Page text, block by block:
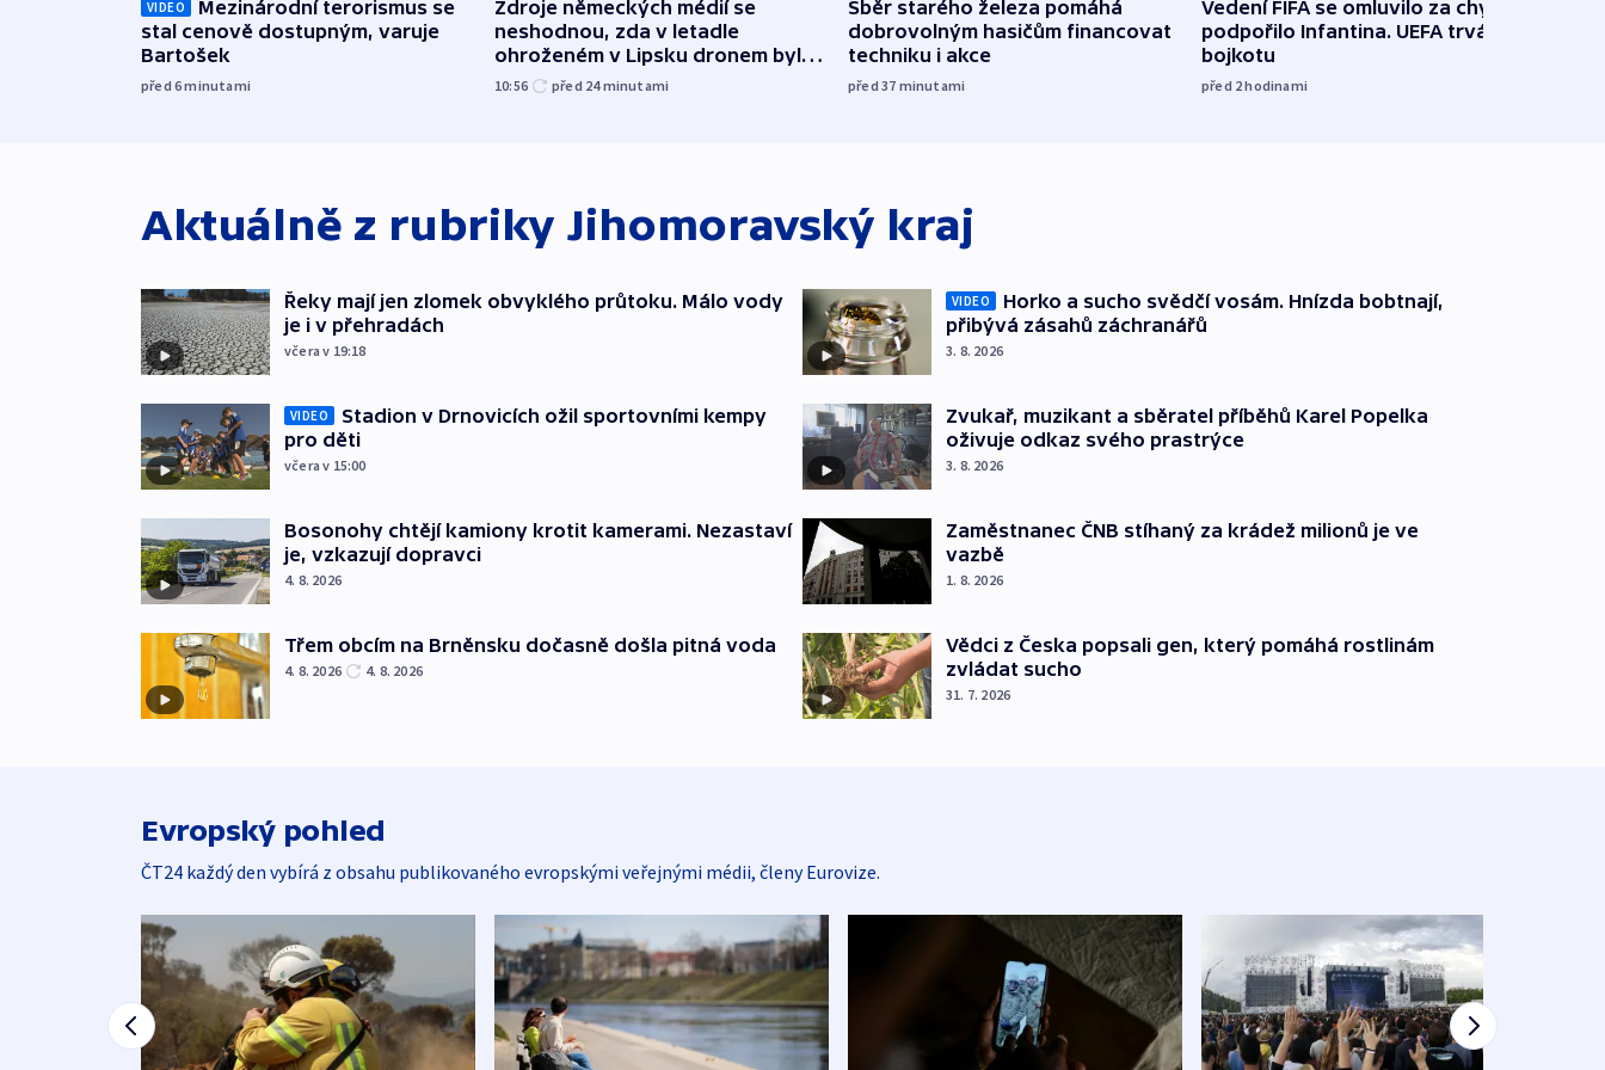
VIDEO
Mezinárodní terorismus se
stal cenově dostupným, varuje
Bartošek
před 6minutami
Zdroje německých médií se
neshodnou, zda v letadle
ohroženém v Lipsku dronem byla
munice
10:56 před 24minutami
Sběr starého železa pomáhá
dobrovolným hasičům financovat
techniku i akce
před 37 minutami
Vedení FIFA se omluvilo za chyby a
podpořilo Infantina. UEFA trvá na
bojkotu
před 2hodinami
Aktuálně z rubriky Jihomoravský kraj
Řeky mají jen zlomek obvyklého průtoku. Málo vody
je i v přehradách
včera v 19:18
VIDEO
Stadion v Drnovicích ožil sportovními kempy
pro děti
včera v 15:00
Bosonohy chtějí kamiony krotit kamerami. Nezastaví
je, vzkazují dopravci
4. 8. 2026
Třem obcím na Brněnsku dočasně došla pitná voda
4. 8. 2026 4. 8. 2026
VIDEO
Horko a sucho svědčí vosám. Hnízda bobtnají,
přibývá zásahů záchranářů
3. 8. 2026
Zvukař, muzikant a sběratel příběhů Karel Popelka
oživuje odkaz svého prastrýce
3. 8. 2026
Zaměstnanec ČNB stíhaný za krádež milionů je ve
vazbě
1. 8. 2026
Vědci z Česka popsali gen, který pomáhá rostlinám
zvládat sucho
31. 7. 2026
Evropský pohled
ČT24 každý den vybírá z obsahu publikovaného evropskými veřejnými médii, členy Eurovize.